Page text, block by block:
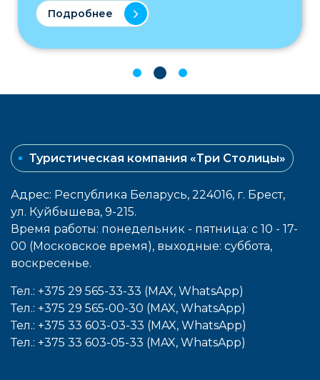
Подробнее
Туристическая компания «Три Столицы»
Адрес: Республика Беларусь, 224016, г. Брест,
ул. Куйбышева, 9-215.
Время работы: понедельник - пятница: с 10 - 17-
00 (Московское время), выходные: cуббота,
воcкресенье.
Тел.: +375 29 565-33-33 (MAX, WhatsApp)
Тел.: +375 29 565-00-30 (MAX, WhatsApp)
Тел.: +375 33 603-03-33 (MAX, WhatsApp)
Тел.: +375 33 603-05-33 (MAX, WhatsApp)